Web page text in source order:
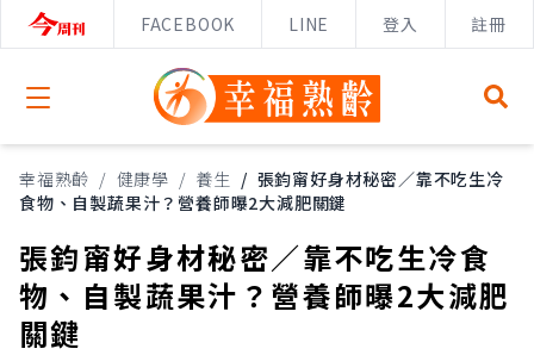
FACEBOOK LINE 登入 註冊
Open menu
幸福熟齡 / 健康學 / 養生 / 張鈞甯好身材秘密／靠不吃生冷
食物、自製蔬果汁？營養師曝2大減肥關鍵
張鈞甯好身材秘密／靠不吃生冷食
物、自製蔬果汁？營養師曝2大減肥
關鍵